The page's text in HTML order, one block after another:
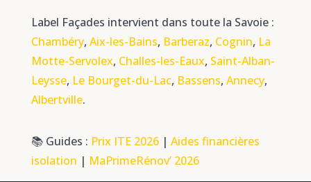
Label Façades intervient dans toute la Savoie :
Chambéry, Aix-les-Bains, Barberaz, Cognin, La
Motte-Servolex, Challes-les-Eaux, Saint-Alban-
Leysse, Le Bourget-du-Lac, Bassens, Annecy,
Albertville.
📚 Guides : Prix ITE 2026| Aides financières
isolation | MaPrimeRénov’ 2026